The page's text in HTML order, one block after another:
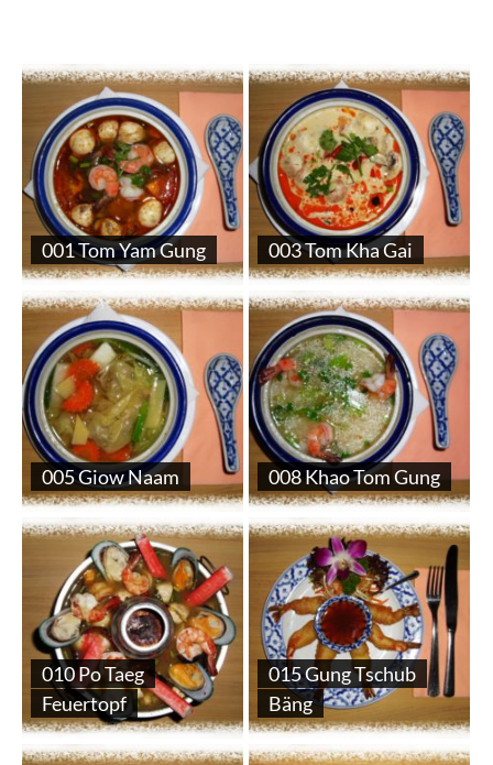
001 Tom Yam Gung 003 Tom Kha Gai
005 Giow Naam 008 Khao Tom Gung
010 Po Taeg
Feuertopf
015 Gung Tschub
Bäng